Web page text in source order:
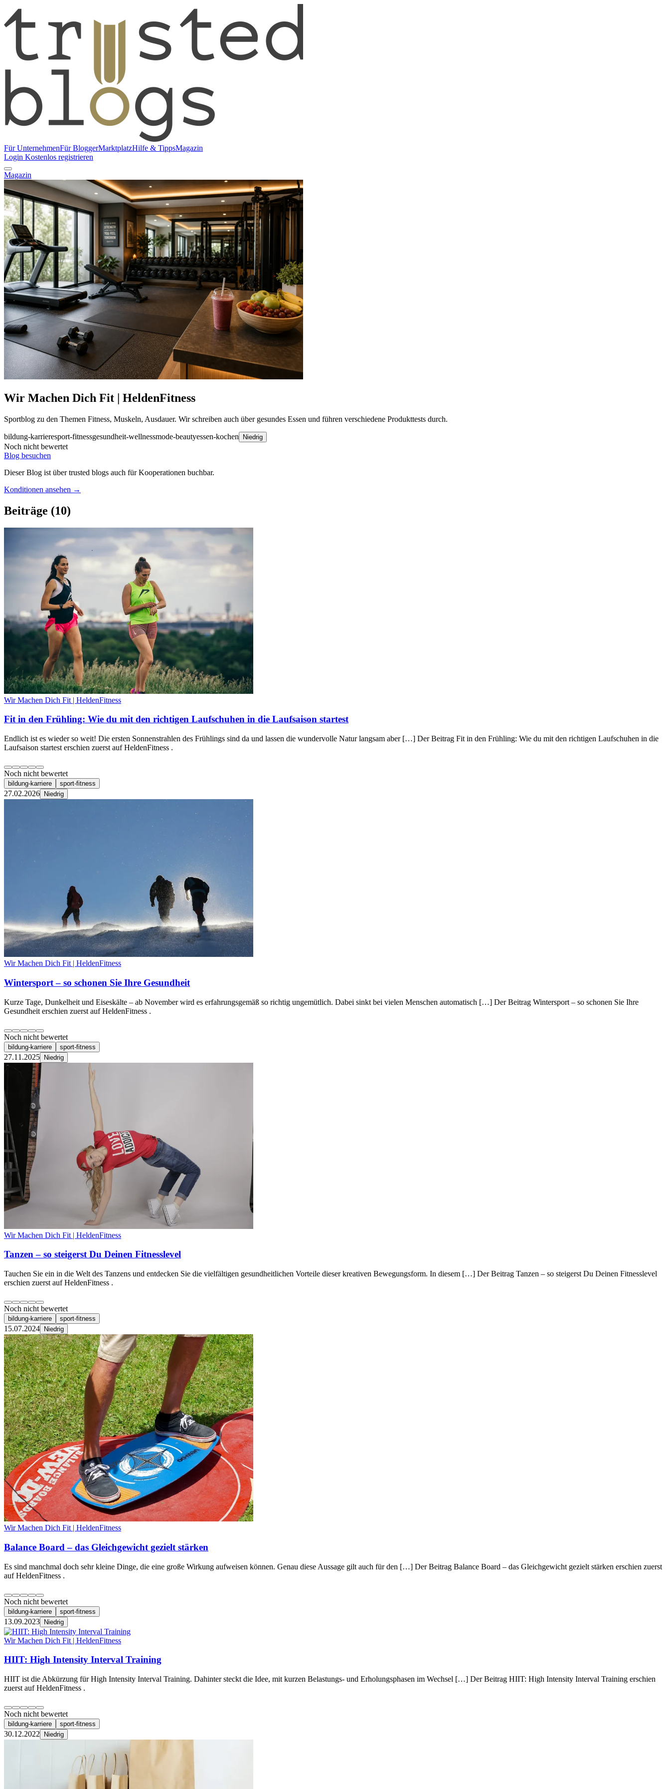
Für UnternehmenFür BloggerMarktplatzHilfe & TippsMagazin
Login Kostenlos registrieren
Magazin
Wir Machen Dich Fit | HeldenFitness
Sportblog zu den Themen Fitness, Muskeln, Ausdauer. Wir schreiben auch über gesundes Essen und führen verschiedene Produkttests durch.
bildung-karrieresport-fitnessgesundheit-wellnessmode-beautyessen-kochen Niedrig
Noch nicht bewertet
Blog besuchen
Dieser Blog ist über trusted blogs auch für Kooperationen buchbar.
Konditionen ansehen →
Beiträge (10)
Wir Machen Dich Fit | HeldenFitness
Fit in den Frühling: Wie du mit den richtigen Laufschuhen in die Laufsaison startest
Endlich ist es wieder so weit! Die ersten Sonnenstrahlen des Frühlings sind da und lassen die wundervolle Natur langsam aber […] Der Beitrag Fit in den Frühling: Wie du mit den richtigen Laufschuhen in die
Laufsaison startest erschien zuerst auf HeldenFitness .
Noch nicht bewertet
bildung-karriere sport-fitness
27.02.2026 Niedrig
Wir Machen Dich Fit | HeldenFitness
Wintersport – so schonen Sie Ihre Gesundheit
Kurze Tage, Dunkelheit und Eiseskälte – ab November wird es erfahrungsgemäß so richtig ungemütlich. Dabei sinkt bei vielen Menschen automatisch […] Der Beitrag Wintersport – so schonen Sie Ihre
Gesundheit erschien zuerst auf HeldenFitness .
Noch nicht bewertet
bildung-karriere sport-fitness
27.11.2025 Niedrig
Wir Machen Dich Fit | HeldenFitness
Tanzen – so steigerst Du Deinen Fitnesslevel
Tauchen Sie ein in die Welt des Tanzens und entdecken Sie die vielfältigen gesundheitlichen Vorteile dieser kreativen Bewegungsform. In diesem […] Der Beitrag Tanzen – so steigerst Du Deinen Fitnesslevel
erschien zuerst auf HeldenFitness .
Noch nicht bewertet
bildung-karriere sport-fitness
15.07.2024 Niedrig
Wir Machen Dich Fit | HeldenFitness
Balance Board – das Gleichgewicht gezielt stärken
Es sind manchmal doch sehr kleine Dinge, die eine große Wirkung aufweisen können. Genau diese Aussage gilt auch für den […] Der Beitrag Balance Board – das Gleichgewicht gezielt stärken erschien zuerst
auf HeldenFitness .
Noch nicht bewertet
bildung-karriere sport-fitness
13.09.2023 Niedrig
Wir Machen Dich Fit | HeldenFitness
HIIT: High Intensity Interval Training
HIIT ist die Abkürzung für High Intensity Interval Training. Dahinter steckt die Idee, mit kurzen Belastungs- und Erholungsphasen im Wechsel […] Der Beitrag HIIT: High Intensity Interval Training erschien
zuerst auf HeldenFitness .
Noch nicht bewertet
bildung-karriere sport-fitness
30.12.2022 Niedrig